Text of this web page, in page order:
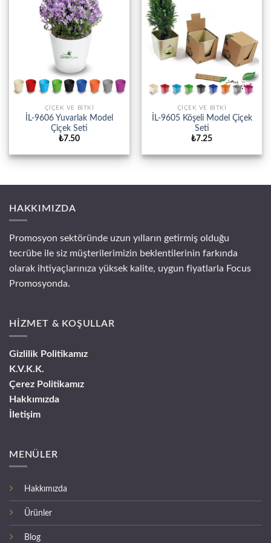
ÇİÇEK VE BİTKİ
İL-9606 Yuvarlak Model
Çiçek Seti
₺7.50
ÇİÇEK VE BİTKİ
İL-9605 Köşeli Model Çiçek
Seti
₺7.25
HAKKIMIZDA
Promosyon sektöründe uzun yılların getirmiş olduğu
tecrübe ile siz müşterilerimizin beklentilerinin farkında
olarak ihtiyaçlarınıza yüksek kalite, uygun fiyatlarla Focus
Promosyonda.
HİZMET & KOŞULLAR
Gizlilik Politikamız
K.V.K.K.
Çerez Politikamız
Hakkımızda
İletişim
MENÜLER
Hakkımızda
Ürünler
Blog